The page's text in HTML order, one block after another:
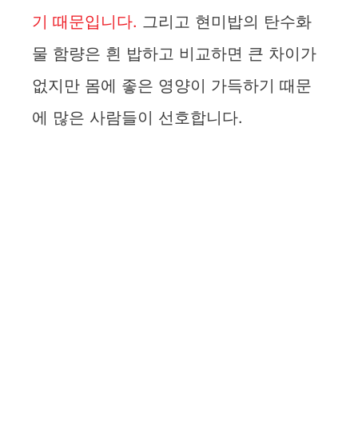
기 때문입니다. 그리고 현미밥의 탄수화
물 함량은 흰 밥하고 비교하면 큰 차이가
없지만 몸에 좋은 영양이 가득하기 때문
에 많은 사람들이 선호합니다.